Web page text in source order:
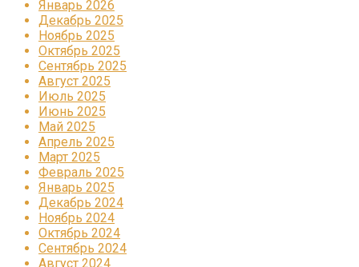
Январь 2026
Декабрь 2025
Ноябрь 2025
Октябрь 2025
Сентябрь 2025
Август 2025
Июль 2025
Июнь 2025
Май 2025
Апрель 2025
Март 2025
Февраль 2025
Январь 2025
Декабрь 2024
Ноябрь 2024
Октябрь 2024
Сентябрь 2024
Август 2024